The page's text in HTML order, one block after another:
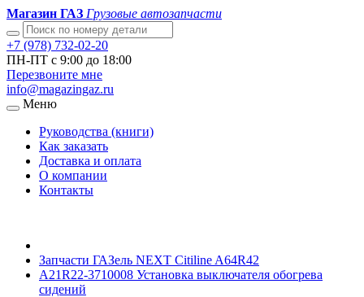
Магазин ГАЗ Грузовые автозапчасти
+7 (978) 732-02-20
ПН-ПТ с 9:00 до 18:00
Перезвоните мне
info@magazingaz.ru
Меню
Руководства (книги)
Как заказать
Доставка и оплата
О компании
Контакты
Запчасти ГАЗель NEXT Citiline A64R42
A21R22-3710008 Установка выключателя обогрева
сидений